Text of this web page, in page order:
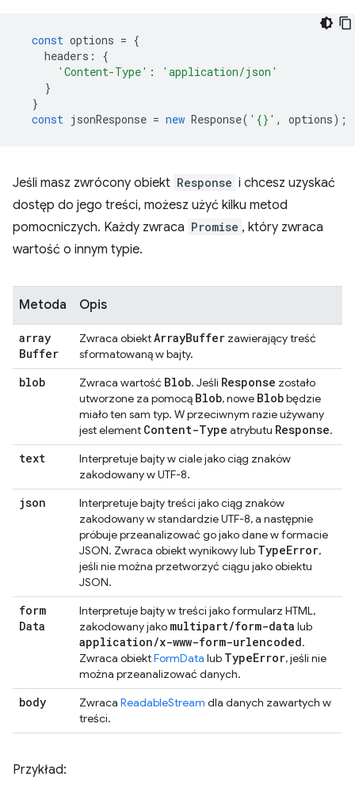
const options = {
headers :
{
'Content-Type' :
'application/json'
}
}
const jsonResponse = new Response( '{}' , options);
Jeśli masz zwrócony obiekt Response i chcesz uzyskać
dostęp do jego treści, możesz użyć kilku metod
pomocniczych. Każdy zwraca Promise , który zwraca
wartość o innym typie.
Metoda Opis
array
Buffer
Zwraca obiektArrayBuffer zawierający treść
sformatowaną w bajty.
blob Zwraca wartość Blob. Jeśli Response zostało
utworzone za pomocą Blob, nowe Blobbędzie
miało ten sam typ. W przeciwnym razie używany
jest element Content-Type atrybutu Response.
text
Interpretuje bajty w ciale jako ciąg znaków
zakodowany w UTF-8.
json
Interpretuje bajty treści jako ciąg znaków
zakodowany w standardzie UTF-8, a następnie
próbuje przeanalizować go jako dane w formacie
JSON. Zwraca obiekt wynikowy lub TypeError,
jeśli nie można przetworzyć ciągu jako obiektu
JSON.
form
Data
Interpretuje bajty w treści jako formularz HTML,
zakodowany jako multipart/form-data lub
application/x-www-form-urlencoded.
Zwraca obiektFormData lub TypeError, jeśli nie
można przeanalizować danych.
body Zwraca ReadableStream dla danych zawartych w
treści.
Przykład: